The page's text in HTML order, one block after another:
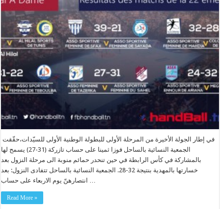
في إطار الجولة الأخيرة من المرحلة الأولى للبطولة الوطنية الأولى للسيّدات،حقّقت
الجمعية النسائية بالساحل فوزا ثمينا على حساب تازركة (31-27) يسمح لها
بالمشاركة في كأس الرابطة في حين تنحدر حمائم منوبة الى مرحلة النزول بعد
خسارتها بالمهدية بنتيجة 32-28. الجمعية النسائية بالساحل تتفادى النزول: بعد
انتصارهنّ يوم الاربعاء على حساب …
Read More »